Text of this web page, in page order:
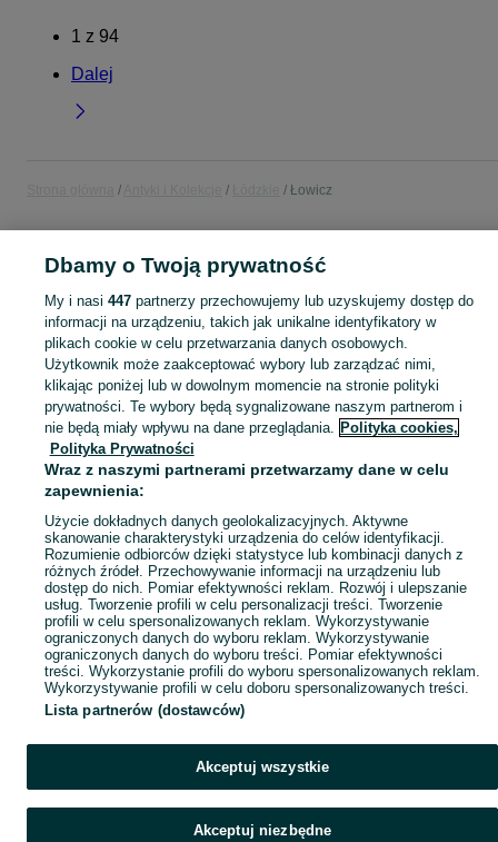
1 z 94
Dalej
Łowicz
KATEGORIA
Antyki i przedmioty kolekcjonerskie na OLX – odkryj wyjątkowe oferty antyków i rzadkich przedmiotów. Sprawdź unikalne kolekcje! Łowicz i okolice. Zobacz
Mapa kategorii
Mapa miejscowości
Mapa ministron
Popularne wyszukiwania
Dbamy o Twoją prywatność
My i nasi 447partnerzy przechowujemy lub uzyskujemy dostęp do
informacji na urządzeniu, takich jak unikalne identyfikatory w
plikach cookie w celu przetwarzania danych osobowych.
Użytkownik może zaakceptować wybory lub zarządzać nimi,
klikając poniżej lub w dowolnym momencie na stronie polityki
prywatności. Te wybory będą sygnalizowane naszym partnerom i
nie będą miały wpływu na dane przeglądania. Polityka cookies,
Polityka Prywatności
Wraz z naszymi partnerami przetwarzamy dane w celu
zapewnienia:
Użycie dokładnych danych geolokalizacyjnych. Aktywne
skanowanie charakterystyki urządzenia do celów identyfikacji.
Rozumienie odbiorców dzięki statystyce lub kombinacji danych z
różnych źródeł. Przechowywanie informacji na urządzeniu lub
dostęp do nich. Pomiar efektywności reklam. Rozwój i ulepszanie
usług. Tworzenie profili w celu personalizacji treści. Tworzenie
profili w celu spersonalizowanych reklam. Wykorzystywanie
ograniczonych danych do wyboru reklam. Wykorzystywanie
ograniczonych danych do wyboru treści. Pomiar efektywności
treści. Wykorzystanie profili do wyboru spersonalizowanych reklam.
Wykorzystywanie profili w celu doboru spersonalizowanych treści.
Lista partnerów (dostawców)
Akceptuj wszystkie
Akceptuj niezbędne